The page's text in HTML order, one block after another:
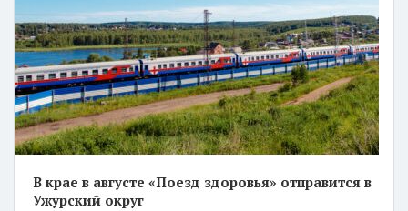
В крае в августе «Поезд здоровья» отправится в
Ужурский округ